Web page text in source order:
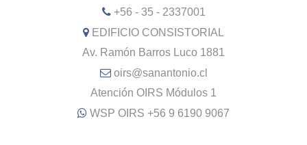
+56 - 35 - 2337001
EDIFICIO CONSISTORIAL
Av. Ramón Barros Luco 1881
oirs@sanantonio.cl
Atención OIRS Módulos 1
WSP OIRS +56 9 6190 9067